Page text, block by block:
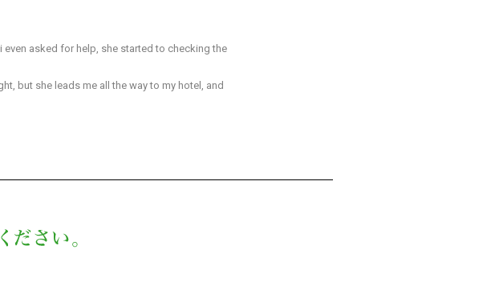
asked for help, she started to checking the
but she leads me all the way to my hotel, and